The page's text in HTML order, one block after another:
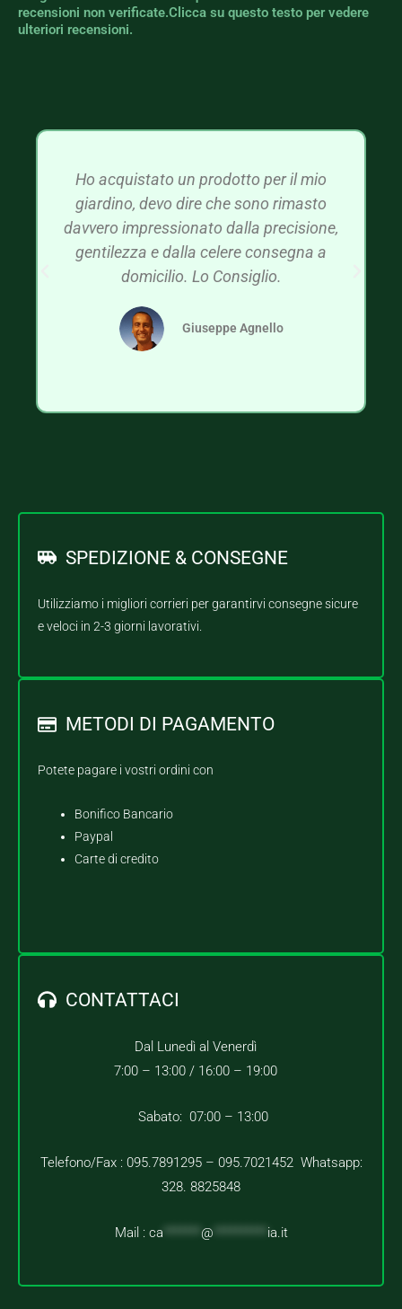
recensioni non verificate.Clicca su questo testo per vedere
ulteriori recensioni.
Ho acquistato un prodotto per il mio
giardino, devo dire che sono rimasto
davvero impressionato dalla precisione,
gentilezza e dalla celere consegna a
domicilio. Lo Consiglio.
Giuseppe Agnello
SPEDIZIONE & CONSEGNE
Utilizziamo i migliori corrieri per garantirvi consegne sicure
e veloci in 2-3 giorni lavorativi.
METODI DI PAGAMENTO
Potete pagare i vostri ordini con
Bonifico Bancario
Paypal
Carte di credito
CONTATTACI
Dal Lunedì al Venerdì
7:00 – 13:00 / 16:00 – 19:00
Sabato: 07:00 – 13:00
Telefono/Fax : 095.7891295 – 095.7021452 Whatsapp:
328. 8825848
Mail : ca @ ia.it